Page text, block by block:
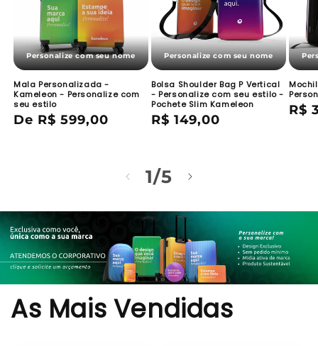
Personalize com seu nome
Mala Personalizada -
Kameleon - Personalize com
seu estilo
Preço
De R$ 599,00
Personalize com seu nome
Bolsa Shoulder Bag P Vertical
- Personalize com seu estilo -
Pochete Slim Kameleon
Preço
R$ 149,00
R$
1/de
5
As Mais Vendidas